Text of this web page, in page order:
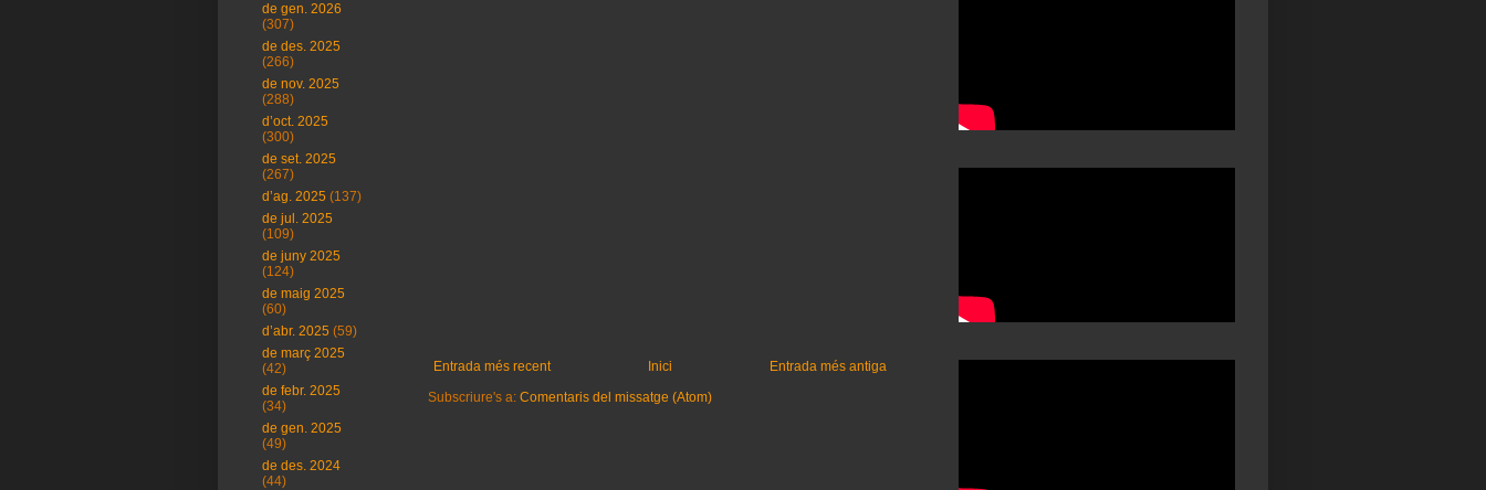
Entrada més recent Entrada més antiga
Inici
Subscriure's a: Comentaris del missatge (Atom)
de gen. 2026
(307)
de des. 2025
(266)
de nov. 2025
(288)
d’oct. 2025
(300)
de set. 2025
(267)
d’ag. 2025 (137)
de jul. 2025
(109)
de juny 2025
(124)
de maig 2025
(60)
d’abr. 2025 (59)
de març 2025
(42)
de febr. 2025
(34)
de gen. 2025
(49)
de des. 2024
(44)